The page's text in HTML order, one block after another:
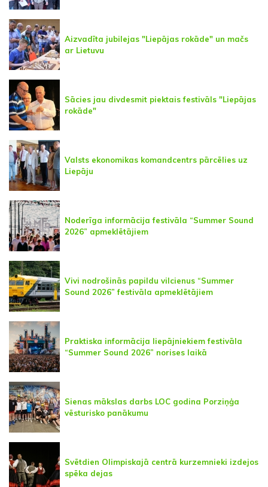
Aizvadīta jubilejas "Liepājas rokāde" un mačs
ar Lietuvu
Sācies jau divdesmit piektais festivāls "Liepājas
rokāde"
Valsts ekonomikas komandcentrs pārcēlies uz
Liepāju
Noderīga informācija festivāla “Summer Sound
2026” apmeklētājiem
Vivi nodrošinās papildu vilcienus “Summer
Sound 2026” festivāla apmeklētājiem
Praktiska informācija liepājniekiem festivāla
“Summer Sound 2026” norises laikā
Sienas mākslas darbs LOC godina Porziņģa
vēsturisko panākumu
Svētdien Olimpiskajā centrā kurzemnieki izdejos
spēka dejas